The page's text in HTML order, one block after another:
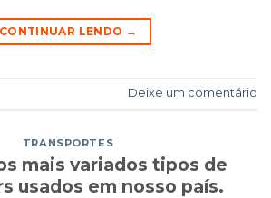
CONTINUAR LENDO →
Deixe um comentário
TRANSPORTES
mais variados tipos de
usados em nosso país.